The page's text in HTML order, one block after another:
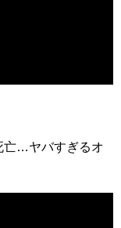
亡…ヤバすぎるオ